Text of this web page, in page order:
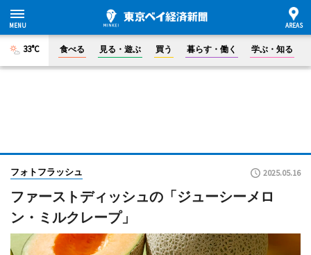
33°C 食べる 見る・遊ぶ 買う 暮らす・働く 学ぶ・知る
フォトフラッシュ 2025.05.16
ファーストディッシュの「ジューシーメロ
ン・ミルクレープ」